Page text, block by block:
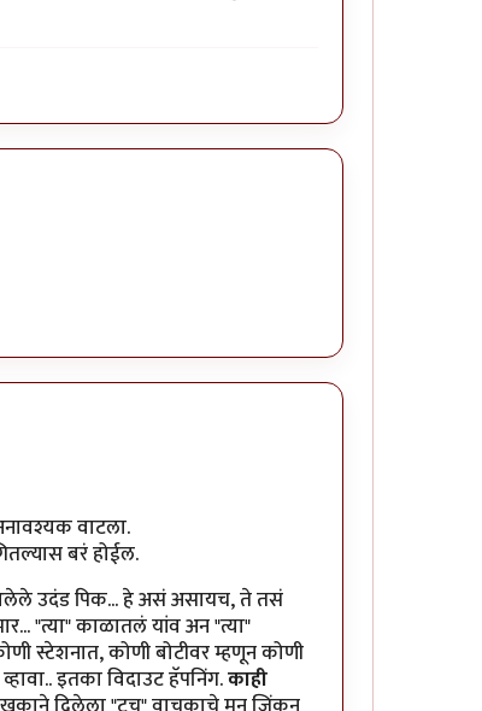
वाटला.
बरं होईल.
उदंड पिक... हे असं असायच, ते तसं
"त्या" काळातलं यांव अन "त्या"
स्टेशनात, कोणी बोटीवर म्हणून कोणी
इतका विदाउट हॅपनिंग.काही